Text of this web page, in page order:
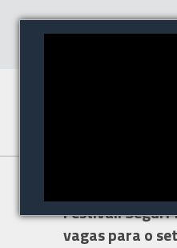
Festival:
vagas para o